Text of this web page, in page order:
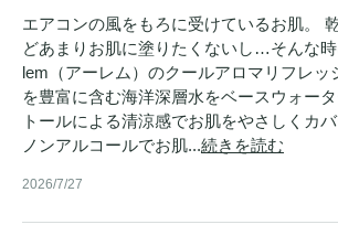
エアコンの風をもろに受けているお肌。
どあまりお肌に塗りたくないし…そんな
lem（アーレム）のクールアロマリフレッ
を豊富に含む海洋深層水をベースウォー
トールによる清涼感でお肌をやさしくカバ
ノンアルコールでお肌...続きを読む
2026/7/27